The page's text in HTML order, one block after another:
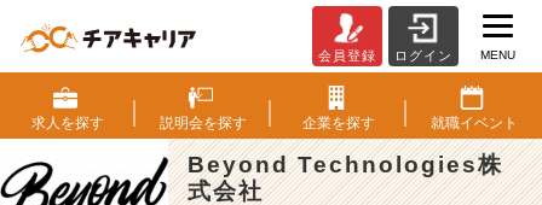
e
y
o
n
d
会員登録 ログイン MENU
求人を探す 説明会を探す 企業を探す 就職イベント
Beyond Technologies株
式会社